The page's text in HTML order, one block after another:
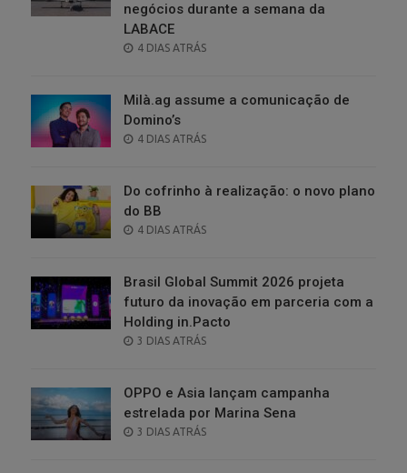
negócios durante a semana da
LABACE
POSTED
4 DIAS ATRÁS
Milà.ag assume a comunicação de
Domino’s
POSTED
4 DIAS ATRÁS
Do cofrinho à realização: o novo plano
do BB
POSTED
4 DIAS ATRÁS
Brasil Global Summit 2026 projeta
futuro da inovação em parceria com a
Holding in.Pacto
POSTED
3 DIAS ATRÁS
OPPO e Asia lançam campanha
estrelada por Marina Sena
POSTED
3 DIAS ATRÁS